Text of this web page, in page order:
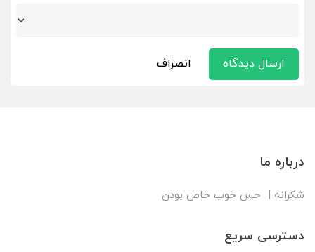
ارسال دیدگاه انصراف
درباره ما
شکرانه | حس خوب خاص بودن
دسترسی سریع